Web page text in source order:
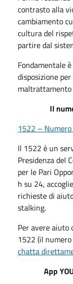
contrasto alla
cambiamento
cultura del
partire dal
Fondamentale
disposizione
maltrattamento
Il
1522 –
Il 1522 è un
Presidenza del
per le Pari
h su 24,
richieste di
stalking.
Per avere aiuto
1522 (il
chatta
App